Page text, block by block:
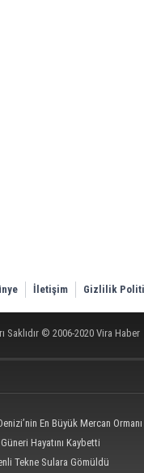
İletişim Gizlilik
Saklıdır © 2006-2020 Vira Haber
En Büyük Mercan Ormanı
Hayatını Kaybetti
Tekne Sulara Gömüldü